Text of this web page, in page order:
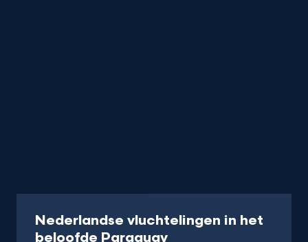
Nederlandse vluchtelingen in het
beloofde Paraguay-